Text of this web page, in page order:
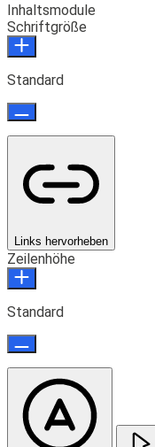
Inhaltsmodule
Schriftgröße
Standard
Links hervorheben
Zeilenhöhe
Standard